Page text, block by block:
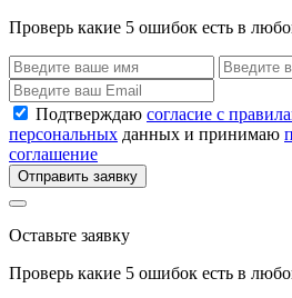
Проверь какие 5 ошибок есть в
Подтверждаю согласие с
персональных данных и принимаю
соглашение
Отправить заявку
Оставьте заявку
Проверь какие 5 ошибок есть в